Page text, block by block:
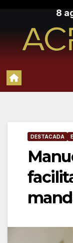
contenido
8
DESTACADA